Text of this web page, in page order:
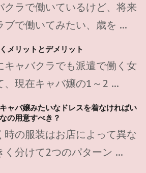
クラで働いているけど、将来
ブで働いてみたい、歳を ...
メリットとデメリット
キャバクラでも派遣で働く女
、現在キャバ嬢の1～2 ...
ャバ嬢みたいなドレスを着なければい
の用意すべき？
時の服装はお店によって異な
く分けて2つのパターン ...